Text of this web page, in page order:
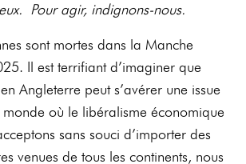
Pour agir, indignons-nous.
sont mortes dans la Manche
Il est terrifiant d’imaginer que
Angleterre peut s’avérer une issue
monde où le libéralisme économique
sans souci d’importer des
venues de tous les continents, nous